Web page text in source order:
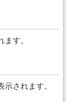
す。
されます。